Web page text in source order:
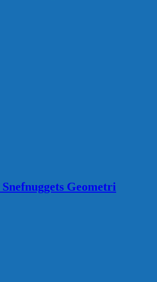
Geometri